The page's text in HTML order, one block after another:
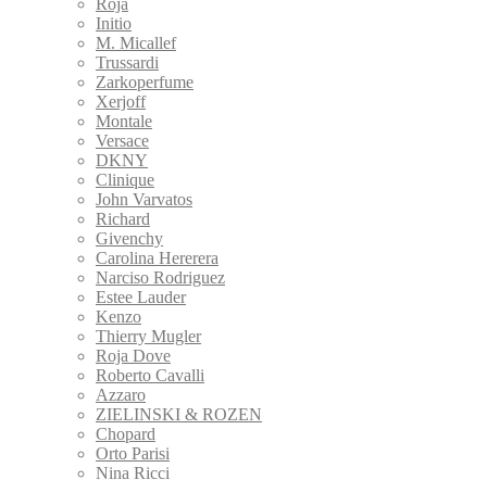
Initio
M. Micallef
Trussardi
Zarkoperfume
Xerjoff
Montale
Versace
DKNY
Clinique
John Varvatos
Richard
Givenchy
Carolina Hererera
Narciso Rodriguez
Estee Lauder
Kenzo
Thierry Mugler
Roja Dove
Roberto Cavalli
Azzaro
ZIELINSKI & ROZEN
Сhopard
Orto Parisi
Nina Ricci